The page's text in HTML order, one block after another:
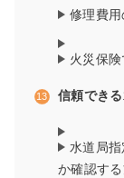
修理費
火災保
信頼でき
水道局
か確認す